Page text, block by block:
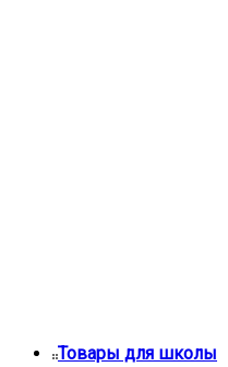
Товары для школы